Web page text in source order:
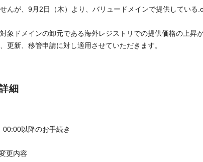
んが、9月2日（木）より、バリュードメインで提供してい
象ドメインの卸元である海外レジストリでの提供価格の上昇
更新、移管申請に対し適用させていただきます。
細
以降のお手続き
更内容